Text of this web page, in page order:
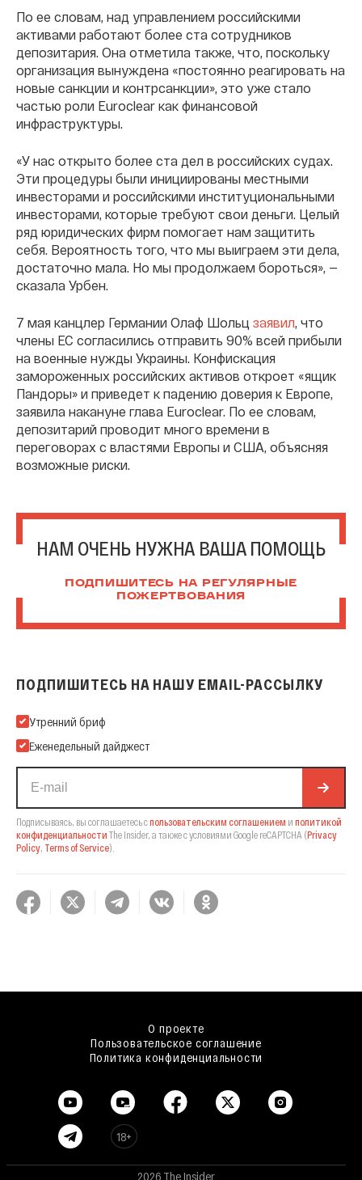
По ее словам, над управлением российскими
активами работают более ста сотрудников
депозитария. Она отметила также, что, поскольку
организация вынуждена «постоянно реагировать на
новые санкции и контрсанкции», это уже стало
частью роли Euroclear как финансовой
инфраструктуры.
«У нас открыто более ста дел в российских судах.
Эти процедуры были инициированы местными
инвесторами и российскими институциональными
инвесторами, которые требуют свои деньги. Целый
ряд юридических фирм помогает нам защитить
себя. Вероятность того, что мы выиграем эти дела,
достаточно мала. Но мы продолжаем бороться», —
сказала Урбен.
7 мая канцлер Германии Олаф Шольц заявил, что
члены ЕС согласились отправить 90% всей прибыли
на военные нужды Украины. Конфискация
замороженных российских активов откроет «ящик
Пандоры» и приведет к падению доверия к Европе,
заявила накануне глава Euroclear. По ее словам,
депозитарий проводит много времени в
переговорах с властями Европы и США, объясняя
возможные риски.
НАМ ОЧЕНЬ НУЖНА ВАША ПОМОЩЬ
ПОДПИШИТЕСЬ НА РЕГУЛЯРНЫЕ
ПОЖЕРТВОВАНИЯ
ПОДПИШИТЕСЬ НА НАШУ EMAIL-РАССЫЛКУ
Подпишитесь на нашу Email-рассылку
Утренний бриф
Еженедельный дайджест
Подписываясь, вы соглашаетесь спользовательским соглашением и политикой
конфиденциальности The Insider, а также с условиями Google reCAPTCHA (Privacy
Policy, Terms of Service).
О проекте
Пользовательское соглашение
Политика конфиденциальности
18+
2026 The Insider